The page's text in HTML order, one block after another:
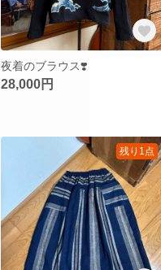
夜着のブラウス❣️
28,000円
残り1点